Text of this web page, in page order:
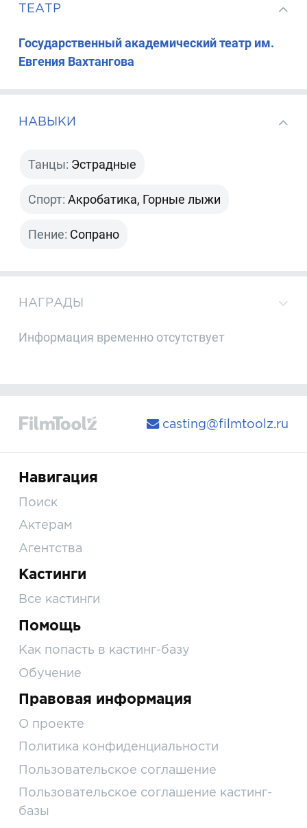
ТЕАТР
Государственный академический театр им.
Евгения Вахтангова
НАВЫКИ
Танцы: Эстрадные
Спорт: Акробатика, Горные лыжи
Пение: Сопрано
НАГРАДЫ
Информация временно отсутствует
casting@filmtoolz.ru
Навигация
Поиск
Актерам
Агентства
Кастинги
Все кастинги
Помощь
Как попасть в кастинг-базу
Обучение
Правовая информация
О проекте
Политика конфиденциальности
Пользовательское соглашение
Пользовательское соглашение кастинг-
базы